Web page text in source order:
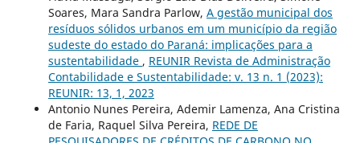
Soares, Mara Sandra Parlow, A gestão municipal dos
resíduos sólidos urbanos em um município da região
sudeste do estado do Paraná: implicações para a
sustentabilidade , REUNIR Revista de Administração
Contabilidade e Sustentabilidade: v. 13 n. 1 (2023):
REUNIR: 13, 1, 2023
Antonio Nunes Pereira, Ademir Lamenza, Ana Cristina
de Faria, Raquel Silva Pereira, REDE DE